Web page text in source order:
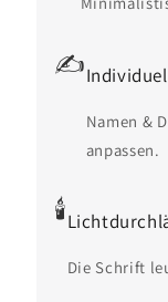
✍️
Namen &
anpassen.
🕯️
Die Schrift